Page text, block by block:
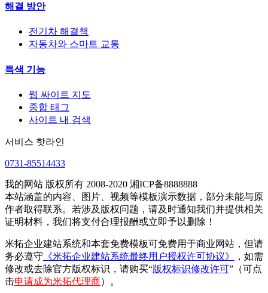
해결 방안
전기차 해결책
자동차와 스마트 교통
특색 기능
웹 싸이트 지도
중합 태그
사이트 내 검색
서비스 핫라인
0731-85514433
我的网站 版权所有 2008-2020 湘ICP备8888888
本站涵盖的内容、图片、视频等模板演示数据，部分未能与原
作者取得联系。若涉及版权问题，请及时通知我们并提供相关
证明材料，我们将支付合理报酬或立即予以删除！
米拓企业建站系统和本套免费模板可免费用于商业网站，但请
务必遵守 《米拓企业建站系统最终用户授权许可协议》
，如需
修改或去除官方版权标识，请购买“版权标识修改许可”（可点
击申请成为米拓代理商）。